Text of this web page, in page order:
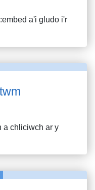
a'i gludo i'r
a chliciwch ar y